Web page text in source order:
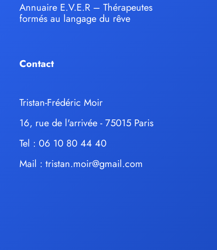
Annuaire E.V.E.R – Thérapeutes
formés au langage du rêve
Contact
Tristan-Frédéric Moir
16, rue de l'arrivée - 75015 Paris
Tel : 06 10 80 44 40
Mail : tristan.moir@gmail.com